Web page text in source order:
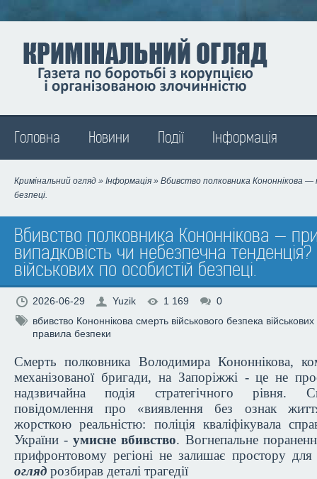
Головна Новини Події Інформація
Кримінальний огляд » Інформація » Вбивство полковника Кононнікова —
безпеці.
Вбивство полковника Кононнікова —
випадковість чи небезпечна
військових по особистій безпеці.
2026-06-29 Yuzik 1 169
0
вбивство Кононнікова смерть військового безпека військових
правила безпеки
Смерть полковника Володимира Кононнікова,
механізованої бригади, на Запоріжжі - це не
надзвичайна подія стратегічного рівня.
повідомлення про «виявлення без ознак
жорсткою реальністю: поліція кваліфікувала
України -умисне вбивство. Вогнепальне
прифронтовому регіоні не залишає простору
огляд розбирав деталі трагедії